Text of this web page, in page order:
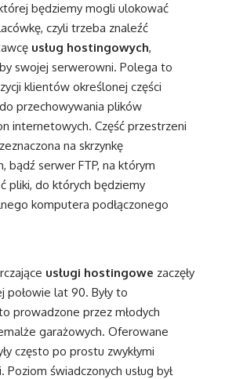
będziemy mogli ulokować
czyli trzeba znaleźć
usług hostingowych,
swojej serwerowni. Polega to
klientów określonej części
przechowywania plików
internetowych. Część przestrzeni
na skrzynkę
bądź serwer FTP, na którym
pliki, do których będziemy
komputera podłączonego
usługi hostingowe zaczęły
połowie lat 90. Były to
prowadzone przez młodych
garażowych. Oferowane
często po prostu zwykłymi
świadczonych usług był